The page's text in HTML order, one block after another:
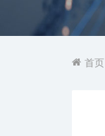
首页